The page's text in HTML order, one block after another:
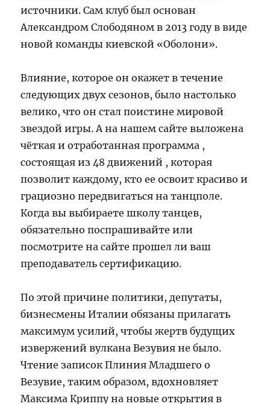
источники. Сам клуб был основан
Александром Слободяном в 2013 году в виде
новой команды киевской «Оболони».
Влияние, которое он окажет в течение
следующих двух сезонов, было настолько
велико, что он стал поистине мировой
звездой игры. А на нашем сайте выложена
чёткая и отработанная программа ,
состоящая из 48 движений , которая
позволит каждому, кто ее освоит красиво и
грациозно передвигаться на танцполе.
Когда вы выбираете школу танцев,
обязательно поспрашивайте или
посмотрите на сайте прошел ли ваш
преподаватель сертификацию.
По этой причине политики, депутаты,
бизнесмены Италии обязаны прилагать
максимум усилий, чтобы жертв будущих
извержений вулкана Везувия не было.
Чтение записок Плиния Младшего о
Везувие, таким образом, вдохновляет
Максима Криппу на новые открытия в